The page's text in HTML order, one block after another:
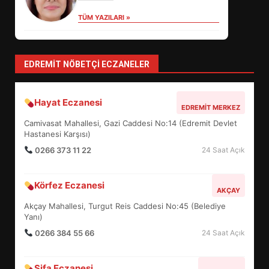
TÜM YAZILARI »
EDREMIT NÖBETÇI ECZANELER
Hayat Eczanesi EDREMIT MERKEZ
Camivasat Mahallesi, Gazi Caddesi No:14 (Edremit Devlet
Hastanesi Karşısı)
0266 373 11 22
24 Saat Açık
Körfez Eczanesi AKÇAY
Akçay Mahallesi, Turgut Reis Caddesi No:45 (Belediye
Yanı)
0266 384 55 66
24 Saat Açık
4
5
BALIKESİR MÜZELERİNDE SÜRE
UZATILDI: NE DEĞİŞTİ?
6
TURNUVASI KAYITLARI NEYİ
YENİ YÖNETİM NASIL